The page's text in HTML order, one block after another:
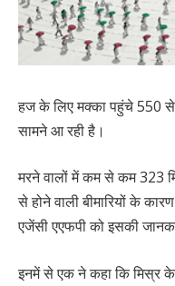
हज के लिए मक्का पहुंचे 550 से
सामने आ रही है।
मरने वालों में कम से कम 323
से होने वाली बीमारियों के
एजेंसी एएफपी को इसकी
इनमें से एक ने कहा कि मिस्र के